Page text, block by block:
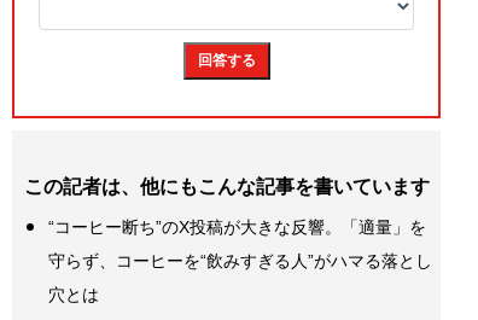
この記者は、他にもこんな記事を書いています
“コーヒー断ち”のX投稿が大きな反響。「適量」を
守らず、コーヒーを“飲みすぎる人”がハマる落とし
穴とは